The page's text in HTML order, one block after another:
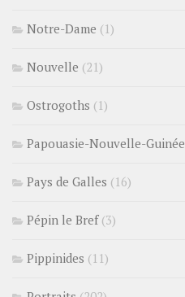
Notre-Dame (1)
Nouvelle (21)
Ostrogoths (1)
Papouasie-Nouvelle-Guinée
Pays de Galles (16)
Pépin le Bref(3)
Pippinides (11)